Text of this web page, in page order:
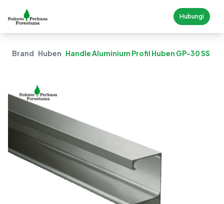
Hubungi
Brand Huben Handle Aluminium Profil Huben GP-30 SS